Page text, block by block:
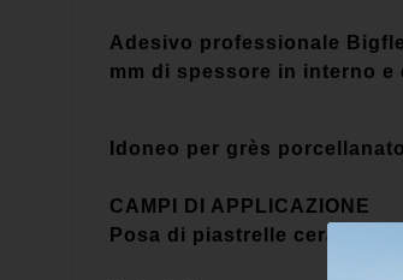
Adesivo professionale
mm di spessore in interno e
Idoneo per grès
CAMPI DI APPLICAZIONE
Posa di piastrelle